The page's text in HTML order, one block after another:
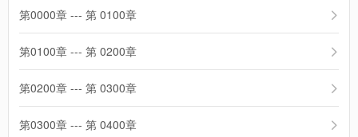
第0000章 --- 第 0100章
第0100章 --- 第 0200章
第0200章 --- 第 0300章
第0300章 --- 第 0400章